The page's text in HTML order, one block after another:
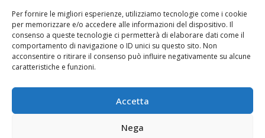
Per fornire le migliori esperienze, utilizziamo tecnologie come i cookie
per memorizzare e/o accedere alle informazioni del dispositivo. Il
consenso a queste tecnologie ci permetterà di elaborare dati come il
comportamento di navigazione o ID unici su questo sito. Non
acconsentire o ritirare il consenso può influire negativamente su alcune
caratteristiche e funzioni.
Accetta
Nega
CONTATTI
Via R. Giuliani 70/c Rosso, 50141 Firenze FI
+39 055 4289002 / +39 392 2343100
info@consolestation.it
P.Iva 04990180483